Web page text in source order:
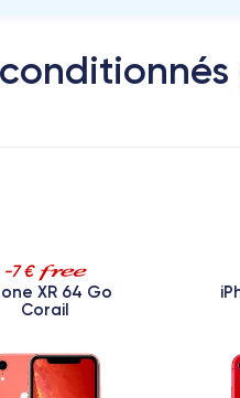
-7 €
XR 64 Go
Corail